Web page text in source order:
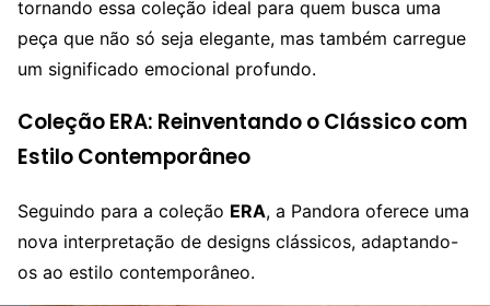
tornando essa coleção ideal para quem busca uma
peça que não só seja elegante, mas também carregue
um significado emocional profundo.
Coleção ERA: Reinventando o Clássico com
Estilo Contemporâneo
Seguindo para a coleção ERA, a Pandora oferece uma
nova interpretação de designs clássicos, adaptando-
os ao estilo contemporâneo.